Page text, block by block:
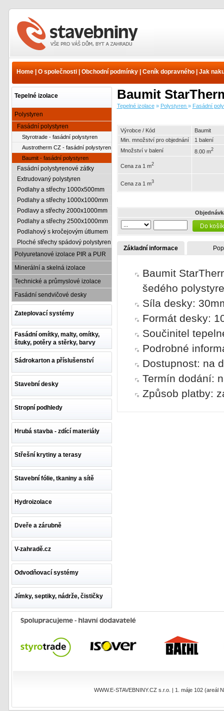
Polystyren - Fasádní
fasádní polystyren |
Home| O společnosti| Obchodní podmínky| Ceník dopravného| Jak
Tepelné izolace
Polystyren
Fasádní polystyren
Styrotrade - fasádní polystyren
Austrotherm CZ - fasádní polystyren
Baumit - fasádní polystyren
Fasádní polystyrenové zátky
Extrudovaný polystyren
Podlahy a střechy 1000x500mm
Podlahy a střechy 1000x1000mm
Podlavy a střechy 2000x1000mm
Podlahy a střechy 2500x1000mm
Podlahový s kročejovým útlumem
Ploché střechy spádový polystyren
Polyuretanové izolace PIR a PUR
Minerální a skelná izolace
Technické a průmyslové izolace
Fasádní sendvičové desky
Zateplovací systémy
Fasádní omítky, malty, omítky,
štuky, potěry a stěrky, barvy
Sádrokarton a příslušenství
Stavební desky
Stropní podhledy
Hrubá stavba - zdící materiály
Střešní krytiny a terasy
Stavební fólie, tkaniny a sítě
Hydroizolace
Dveře a zárubně
V-zahradě.cz
Odvodňovací systémy
Jímky, septiky, nádrže, čističky
Baumit
Tepelné izolace» Polystyren » Fasádní
Výrobce / Kód
Baumit
Min. množství pro objednání
1 balení
Množství v balení
8.00 m2
Cena za 1 m2
Cena za 1 m3
Základní informace
Baumit
šedého
Síla desky:
Formát desky:
Součinitel
Podrobné
Dostupnost: na
Termín dodání:
Způsob platby:
WWW.E-STAVEBNINY.CZ s.r.o. | 1. máje 102